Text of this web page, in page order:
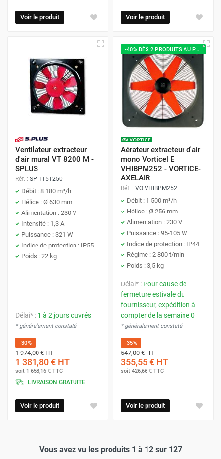
Voir le produit Voir le produit
Ventilateur extracteur
d'air mural VT 8200 M -
SPLUS
Réf. : SP 1151250
Débit : 8 180 m³/h
Hélice : Ø 630 mm
Alimentation : 230 V
Intensité : 1,3 A
Puissance : 321 W
Indice de protection : IP55
Poids : 22 kg
Délai* : 1 à 2 jours ouvrés
* généralement constaté
-30%
1 974,00 €HT
1 381,80 € HT
soit 1 658,16 € TTC
LIVRAISON GRATUITE
Voir le produit
-40% DÈS 2 PRODUITS AU PANIER
Aérateur extracteur d'air
mono Vorticel E
VHIBPM252 - VORTICE-
AXELAIR
Réf. : VO VHIBPM252
Débit : 1 500 m³/h
Hélice : Ø 256 mm
Alimentation : 230 V
Puissance : 95-105 W
Indice de protection : IP44
Régime : 2 800 t/min
Poids : 3,5 kg
Délai* : Pour cause de
fermeture estivale du
fournisseur, expédition à
compter de la semaine 0
* généralement constaté
-35%
547,00 €HT
355,55 € HT
soit 426,66 € TTC
Voir le produit
Vous avez vu les produits 1 à 12 sur 127